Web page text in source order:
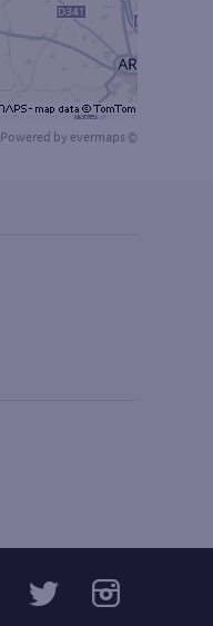
Powered by evermaps ©